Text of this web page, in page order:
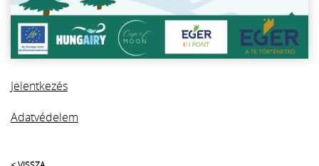
Jelentkezés
Adatvédelem